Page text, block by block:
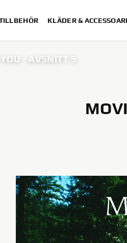
KLÄDER &
- AVSNITT 9